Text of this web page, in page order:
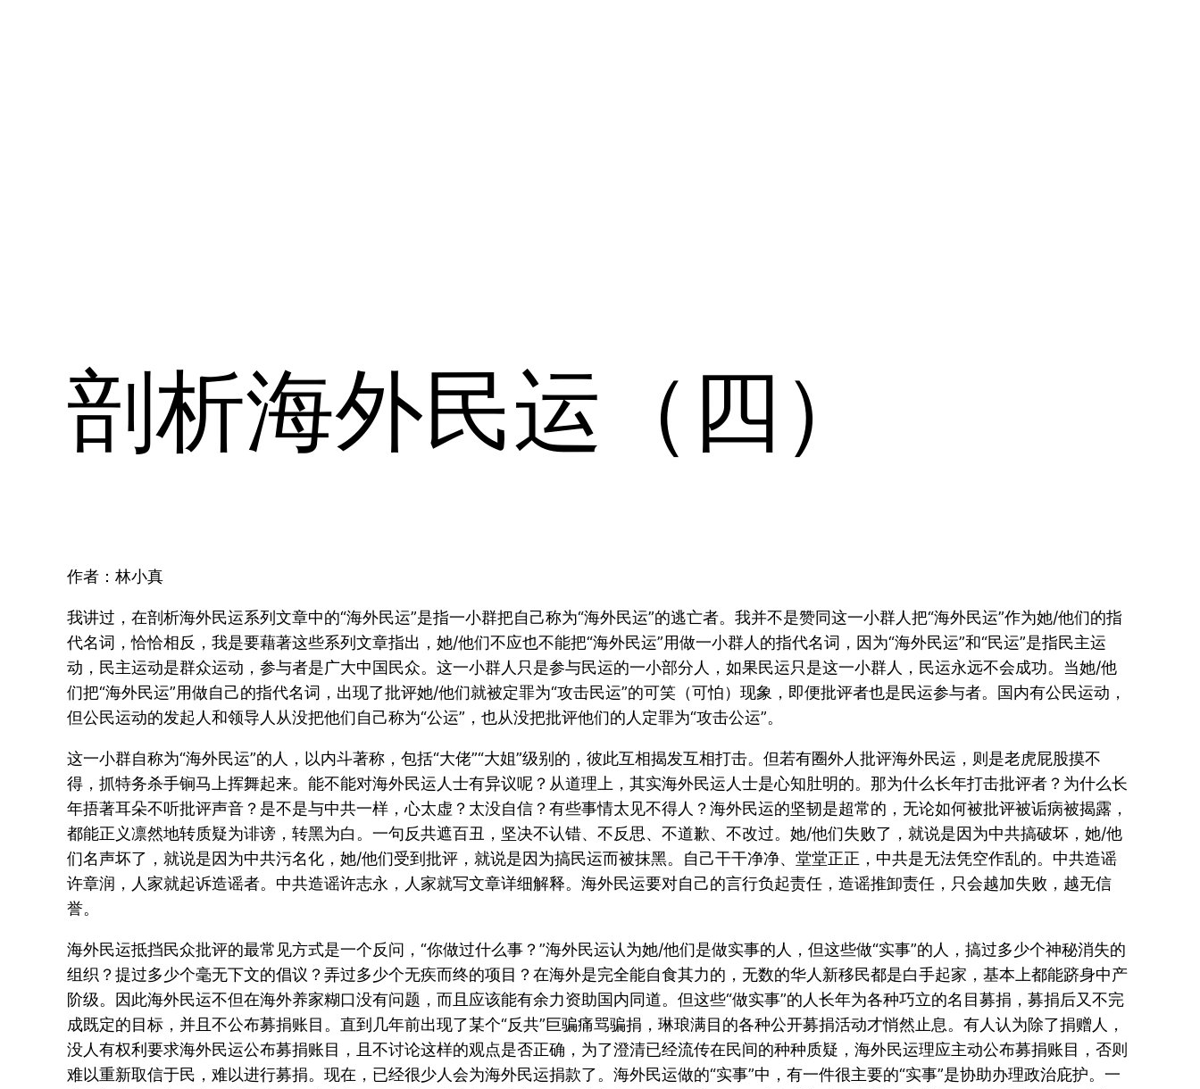
剖析海外民运（四）
作者：林小真
我讲过，在剖析海外民运系列文章中的“海外民运”是指一小群把自己称为“海外民运”的逃亡者。我并不是赞同这一小群人把“海外民运”作为她/他们的指
代名词，恰恰相反，我是要藉著这些系列文章指出，她/他们不应也不能把“海外民运”用做一小群人的指代名词，因为“海外民运”和“民运”是指民主运
动，民主运动是群众运动，参与者是广大中国民众。这一小群人只是参与民运的一小部分人，如果民运只是这一小群人，民运永远不会成功。当她/他
们把“海外民运”用做自己的指代名词，出现了批评她/他们就被定罪为“攻击民运”的可笑（可怕）现象，即便批评者也是民运参与者。国内有公民运动，
但公民运动的发起人和领导人从没把他们自己称为“公运”，也从没把批评他们的人定罪为“攻击公运”。
这一小群自称为“海外民运”的人，以内斗著称，包括“大佬”“大姐”级别的，彼此互相揭发互相打击。但若有圈外人批评海外民运，则是老虎屁股摸不
得，抓特务杀手锏马上挥舞起来。能不能对海外民运人士有异议呢？从道理上，其实海外民运人士是心知肚明的。那为什么长年打击批评者？为什么长
年捂著耳朵不听批评声音？是不是与中共一样，心太虚？太没自信？有些事情太见不得人？海外民运的坚韧是超常的，无论如何被批评被诟病被揭露，
都能正义凛然地转质疑为诽谤，转黑为白。一句反共遮百丑，坚决不认错、不反思、不道歉、不改过。她/他们失败了，就说是因为中共搞破坏，她/他
们名声坏了，就说是因为中共污名化，她/他们受到批评，就说是因为搞民运而被抹黑。自己干干净净、堂堂正正，中共是无法凭空作乱的。中共造谣
许章润，人家就起诉造谣者。中共造谣许志永，人家就写文章详细解释。海外民运要对自己的言行负起责任，造谣推卸责任，只会越加失败，越无信
誉。
海外民运抵挡民众批评的最常见方式是一个反问，“你做过什么事？”海外民运认为她/他们是做实事的人，但这些做“实事”的人，搞过多少个神秘消失的
组织？提过多少个毫无下文的倡议？弄过多少个无疾而终的项目？在海外是完全能自食其力的，无数的华人新移民都是白手起家，基本上都能跻身中产
阶级。因此海外民运不但在海外养家糊口没有问题，而且应该能有余力资助国内同道。但这些“做实事”的人长年为各种巧立的名目募捐，募捐后又不完
成既定的目标，并且不公布募捐账目。直到几年前出现了某个“反共”巨骗痛骂骗捐，琳琅满目的各种公开募捐活动才悄然止息。有人认为除了捐赠人，
没人有权利要求海外民运公布募捐账目，且不讨论这样的观点是否正确，为了澄清已经流传在民间的种种质疑，海外民运理应主动公布募捐账目，否则
难以重新取信于民，难以进行募捐。现在，已经很少人会为海外民运捐款了。海外民运做的“实事”中，有一件很主要的“实事”是协助办理政治庇护。一